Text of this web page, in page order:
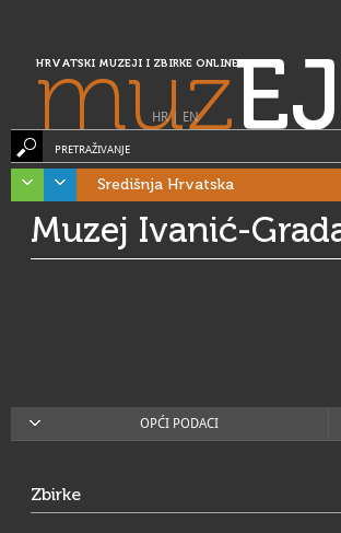
HRVATSKI MUZEJI I ZBIRKE ONLINE
muz
HR| EN
PRETRAŽIVANJE
Središnja Hrvatska
Muzej Ivanić-
OPĆI PODACI
Zbirke